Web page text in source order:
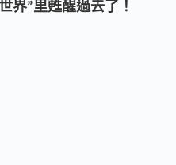
界”里甦醒過去了！